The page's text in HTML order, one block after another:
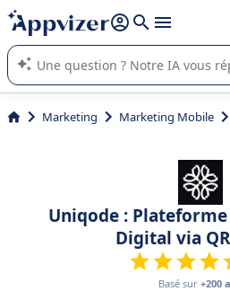
répondre (plusieurs lignes avec
L'IA de Appvizer vous guide dans
logiciel SaaS en entreprise.
Marketing Marketing Mobile
Uniqode :
Digital via
Basé sur +200